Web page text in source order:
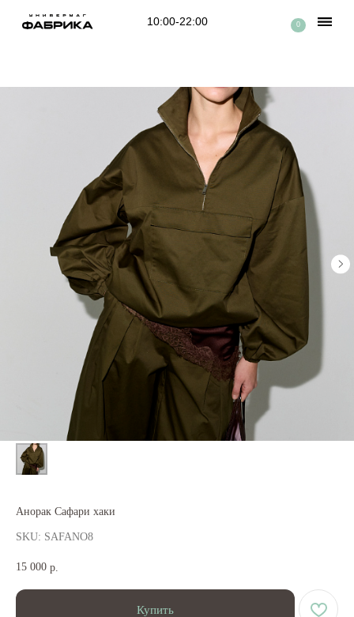
10:00-22:00
Анорак Сафари хаки
SKU: SAFANO8
15 000 р.
Купить